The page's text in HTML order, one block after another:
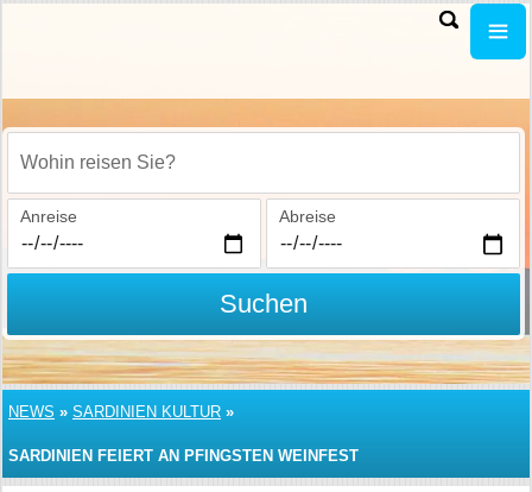
Wohin reisen Sie?
Anreise Abreise
Suchen
NEWS » SARDINIEN KULTUR »
SARDINIEN FEIERT AN PFINGSTEN WEINFEST